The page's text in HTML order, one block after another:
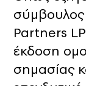
Partners
έκδοση
σημασίας